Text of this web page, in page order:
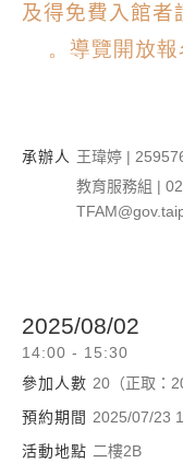
及得免費入館者
。導覽開放
承辦人 王瑋婷 |
教育服務組 |
2025/08/02
14:00 - 15:30
參加人數 20（正取：
預約期間 2025/07/23
活動地點 二樓2B